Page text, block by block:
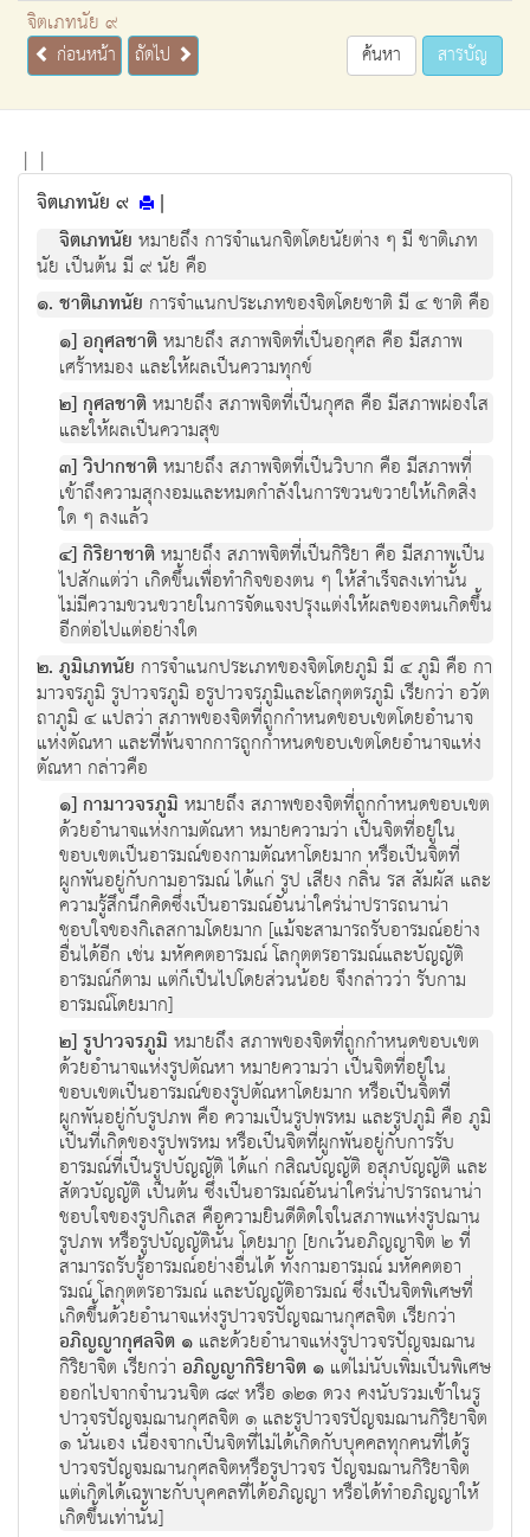
จิตเภทนัย ๙
ก่อนหน้า ถัดไป ค้นหา สารบัญ
| |
จิตเภทนัย ๙
|
จิตเภทนัย หมายถึง การจำแนกจิตโดยนัยต่าง ๆ มี ชาติเภท
นัย เป็นต้น มี ๙ นัย คือ
๑. ชาติเภทนัย การจำแนกประเภทของจิตโดยชาติ มี ๔ ชาติ คือ
๑] อกุศลชาติหมายถึง สภาพจิตที่เป็นอกุศล คือ มีสภาพ
เศร้าหมอง และให้ผลเป็นความทุกข์
๒] กุศลชาติหมายถึง สภาพจิตที่เป็นกุศล คือ มีสภาพผ่องใส
และให้ผลเป็นความสุข
๓] วิปากชาติหมายถึง สภาพจิตที่เป็นวิบาก คือ มีสภาพที่
เข้าถึงความสุกงอมและหมดกำลังในการขวนขวายให้เกิดสิ่ง
ใด ๆ ลงแล้ว
๔] กิริยาชาติหมายถึง สภาพจิตที่เป็นกิริยา คือ มีสภาพเป็น
ไปสักแต่ว่า เกิดขึ้นเพื่อทำกิจของตน ๆ ให้สำเร็จลงเท่านั้น
ไม่มีความขวนขวายในการจัดแจงปรุงแต่งให้ผลของตนเกิดขึ้น
อีกต่อไปแต่อย่างใด
๒. ภูมิเภทนัย การจำแนกประเภทของจิตโดยภูมิ มี ๔ ภูมิ คือ กา
มาวจรภูมิ รูปาวจรภูมิ อรูปาวจรภูมิและโลกุตตรภูมิ เรียกว่า อวัต
ถาภูมิ ๔ แปลว่า สภาพของจิตที่ถูกกำหนดขอบเขตโดยอำนาจ
แห่งตัณหา และที่พ้นจากการถูกกำหนดขอบเขตโดยอำนาจแห่ง
ตัณหา กล่าวคือ
๑] กามาวจรภูมิ หมายถึง สภาพของจิตที่ถูกกำหนดขอบเขต
ด้วยอำนาจแห่งกามตัณหา หมายความว่า เป็นจิตที่อยู่ใน
ขอบเขตเป็นอารมณ์ของกามตัณหาโดยมาก หรือเป็นจิตที่
ผูกพันอยู่กับกามอารมณ์ ได้แก่ รูป เสียง กลิ่น รส สัมผัส และ
ความรู้สึกนึกคิดซึ่งเป็นอารมณ์อันน่าใคร่น่าปรารถนาน่า
ชอบใจของกิเลสกามโดยมาก [แม้จะสามารถรับอารมณ์อย่าง
อื่นได้อีก เช่น มหัคคตอารมณ์ โลกุตตรอารมณ์และบัญญัติ
อารมณ์ก็ตาม แต่ก็เป็นไปโดยส่วนน้อย จึงกล่าวว่า รับกาม
อารมณ์โดยมาก]
๒] รูปาวจรภูมิ หมายถึง สภาพของจิตที่ถูกกำหนดขอบเขต
ด้วยอำนาจแห่งรูปตัณหา หมายความว่า เป็นจิตที่อยู่ใน
ขอบเขตเป็นอารมณ์ของรูปตัณหาโดยมาก หรือเป็นจิตที่
ผูกพันอยู่กับรูปภพ คือ ความเป็นรูปพรหม และรูปภูมิ คือ ภูมิ
เป็นที่เกิดของรูปพรหม หรือเป็นจิตที่ผูกพันอยู่กับการรับ
อารมณ์ที่เป็นรูปบัญญัติ ได้แก่ กสิณบัญญัติ อสุภบัญญัติ และ
สัตวบัญญัติ เป็นต้น ซึ่งเป็นอารมณ์อันน่าใคร่น่าปรารถนาน่า
ชอบใจของรูปกิเลส คือความยินดีติดใจในสภาพแห่งรูปฌาน
รูปภพ หรือรูปบัญญัตินั้น โดยมาก [ยกเว้นอภิญญาจิต ๒ ที่
สามารถรับรู้อารมณ์อย่างอื่นได้ ทั้งกามอารมณ์ มหัคคตอา
รมณ์ โลกุตตรอารมณ์ และบัญญัติอารมณ์ ซึ่งเป็นจิตพิเศษที่
เกิดขึ้นด้วยอำนาจแห่งรูปาวจรปัญจฌานกุศลจิต เรียกว่า
อภิญญากุศลจิต ๑ และด้วยอำนาจแห่งรูปาวจรปัญจมฌาน
กิริยาจิต เรียกว่าอภิญญากิริยาจิต ๑ แต่ไม่นับเพิ่มเป็นพิเศษ
ออกไปจากจำนวนจิต ๘๙ หรือ ๑๒๑ ดวง คงนับรวมเข้าในรู
ปาวจรปัญจมฌานกุศลจิต ๑ และรูปาวจรปัญจมฌานกิริยาจิต
๑ นั่นเอง เนื่องจากเป็นจิตที่ไม่ได้เกิดกับบุคคลทุกคนที่ได้รู
ปาวจรปัญจมฌานกุศลจิตหรือรูปาวจร ปัญจมฌานกิริยาจิต
แต่เกิดได้เฉพาะกับบุคคลที่ได้อภิญญา หรือได้ทำอภิญญาให้
เกิดขึ้นเท่านั้น]